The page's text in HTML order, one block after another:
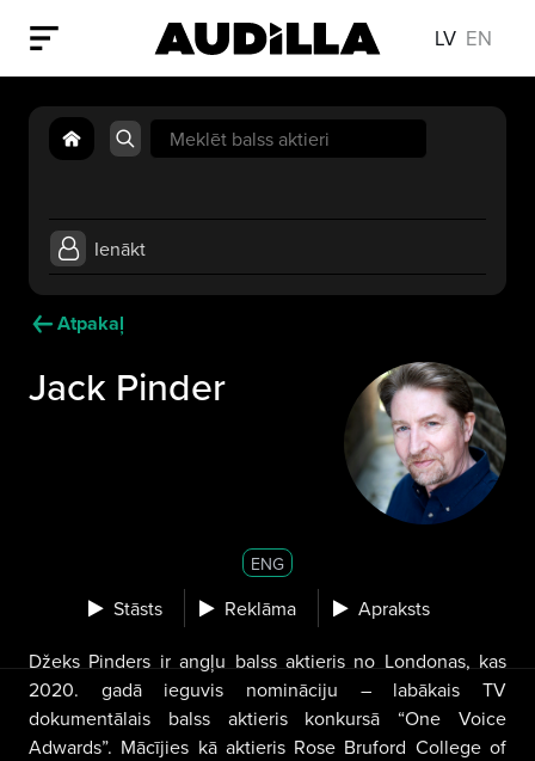
LV EN
Search
for:
Ienākt
Atpakaļ
Jack Pinder
ENG
Stāsts Reklāma Apraksts
Džeks Pinders ir angļu balss aktieris no Londonas, kas
2020. gadā ieguvis nomināciju – labākais TV
dokumentālais balss aktieris konkursā “One Voice
Adwards”. Mācījies kā aktieris Rose Bruford College of